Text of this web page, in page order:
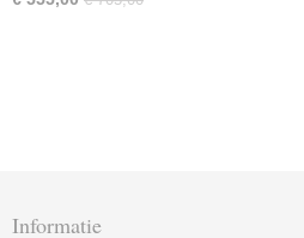
Informatie